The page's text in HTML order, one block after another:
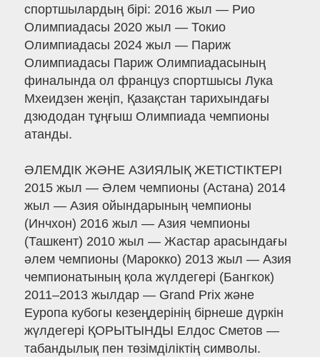
спортшылардың бірі: 2016 жыл — Рио
Олимпиадасы 2020 жыл — Токио
Олимпиадасы 2024 жыл — Париж
Олимпиадасы Париж Олимпиадасының
финалында ол француз спортшысы Лука
Мхеидзен жеңіп, Қазақстан тарихындағы
дзюдодан тұңғыш Олимпиада чемпионы
атанды.
ӘЛЕМДІК ЖӘНЕ АЗИЯЛЫҚ ЖЕТІСТІКТЕРІ
2015 жыл — Әлем чемпионы (Астана) 2014
жыл — Азия ойындарының чемпионы
(Инчхон) 2016 жыл — Азия чемпионы
(Ташкент) 2010 жыл — Жастар арасындағы
әлем чемпионы (Марокко) 2013 жыл — Азия
чемпионатының қола жүлдегері (Бангкок)
2011–2013 жылдар — Grand Prix және
Еуропа кубогы кезеңдерінің бірнеше дүркін
жүлдегері ҚОРЫТЫНДЫ Елдос Сметов —
табандылық пен төзімділіктің символы.